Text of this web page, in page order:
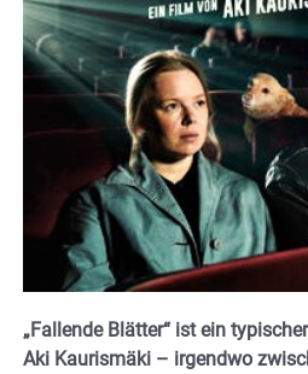
„Fallende Blätter“ ist ein
Aki Kaurismäki – irgendwo